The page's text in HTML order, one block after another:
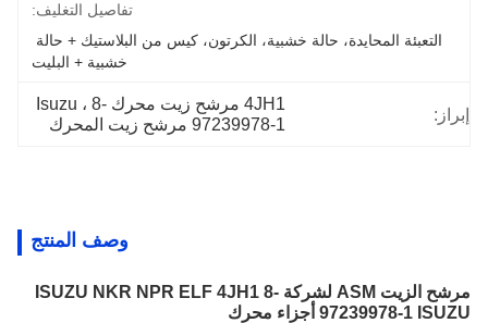
تفاصيل التغليف:
التعبئة المحايدة، حالة خشبية، الكرتون، كيس من البلاستيك + حالة
خشبية + البليت
إبراز:
4JH1 مرشح زيت محرك Isuzu ، 8-
97239978-1 مرشح زيت المحرك
وصف المنتج
مرشح الزيت ASM لشركة ISUZU NKR NPR ELF 4JH1 8-
97239978-1 ISUZU أجزاء محرك